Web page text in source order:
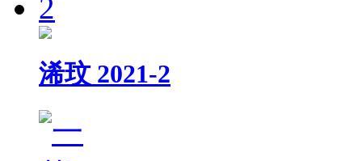
浠玟 2021-2